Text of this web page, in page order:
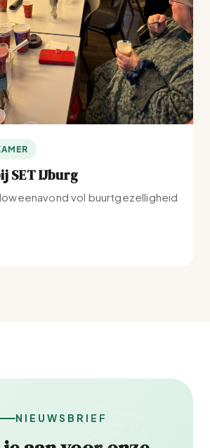
SET IJburg
vol buurtgezelligheid
NIEUWSBRIEF